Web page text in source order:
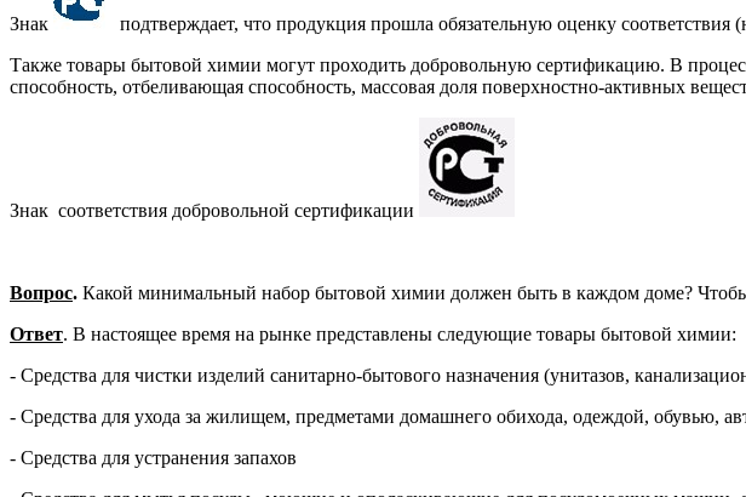
Знак
подтверждает, что продукция прошла обязательную оценку соответствия
Также товары бытовой химии могут проходить добровольную сертификацию. В
способность, отбеливающая способность, массовая доля поверхностно-активных
Знак соответствия добровольной сертификации
Вопрос. Какой минимальный набор бытовой химии должен быть в каждом доме? Чтобы
Ответ. В настоящее время на рынке представлены следующие товары бытовой химии:
- Средства для чистки изделий санитарно-бытового назначения (унитазов,
- Средства для ухода за жилищем, предметами домашнего обихода, одеждой, обувью,
- Средства для устранения запахов